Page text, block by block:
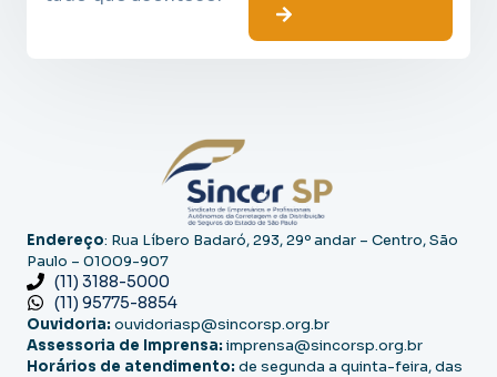
Endereço: Rua Líbero Badaró, 293, 29º andar – Centro, São
Paulo – 01009-907
(11) 3188-5000
(11) 95775-8854
Ouvidoria: ouvidoriasp@sincorsp.org.br
Assessoria de Imprensa: imprensa@sincorsp.org.br
Horários de atendimento: de segunda a quinta-feira, das